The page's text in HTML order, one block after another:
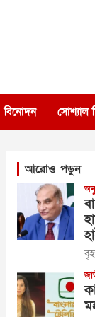
বিনোদন সোশ্যাল
আরোও পড়ুন